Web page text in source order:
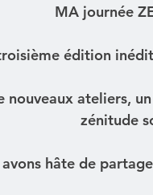
MA journée
édition
nouveaux ateliers,
zénitude
hâte de